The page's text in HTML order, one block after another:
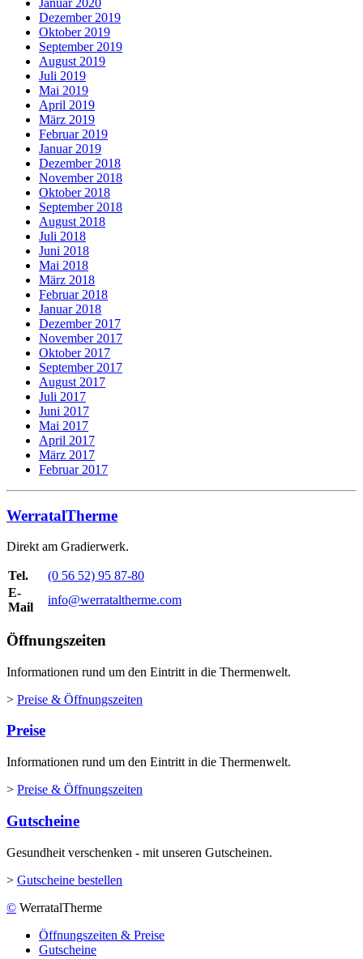
Dezember 2019
Oktober 2019
September 2019
August 2019
Juli 2019
Mai 2019
April 2019
März 2019
Februar 2019
Januar 2019
Dezember 2018
November 2018
Oktober 2018
September 2018
August 2018
Juli 2018
Juni 2018
Mai 2018
März 2018
Februar 2018
Januar 2018
Dezember 2017
November 2017
Oktober 2017
September 2017
August 2017
Juli 2017
Juni 2017
Mai 2017
April 2017
März 2017
Februar 2017
WerratalTherme
Direkt am Gradierwerk.
Tel.
(0 56 52) 95 87-80
E-
Mail
info@werrataltherme.com
Öffnungszeiten
Informationen rund um den Eintritt in die Thermenwelt.
> Preise & Öffnungszeiten
Preise
Informationen rund um den Eintritt in die Thermenwelt.
> Preise & Öffnungszeiten
Gutscheine
Gesundheit verschenken - mit unseren Gutscheinen.
> Gutscheine bestellen
© WerratalTherme
Öffnungszeiten & Preise
Gutscheine